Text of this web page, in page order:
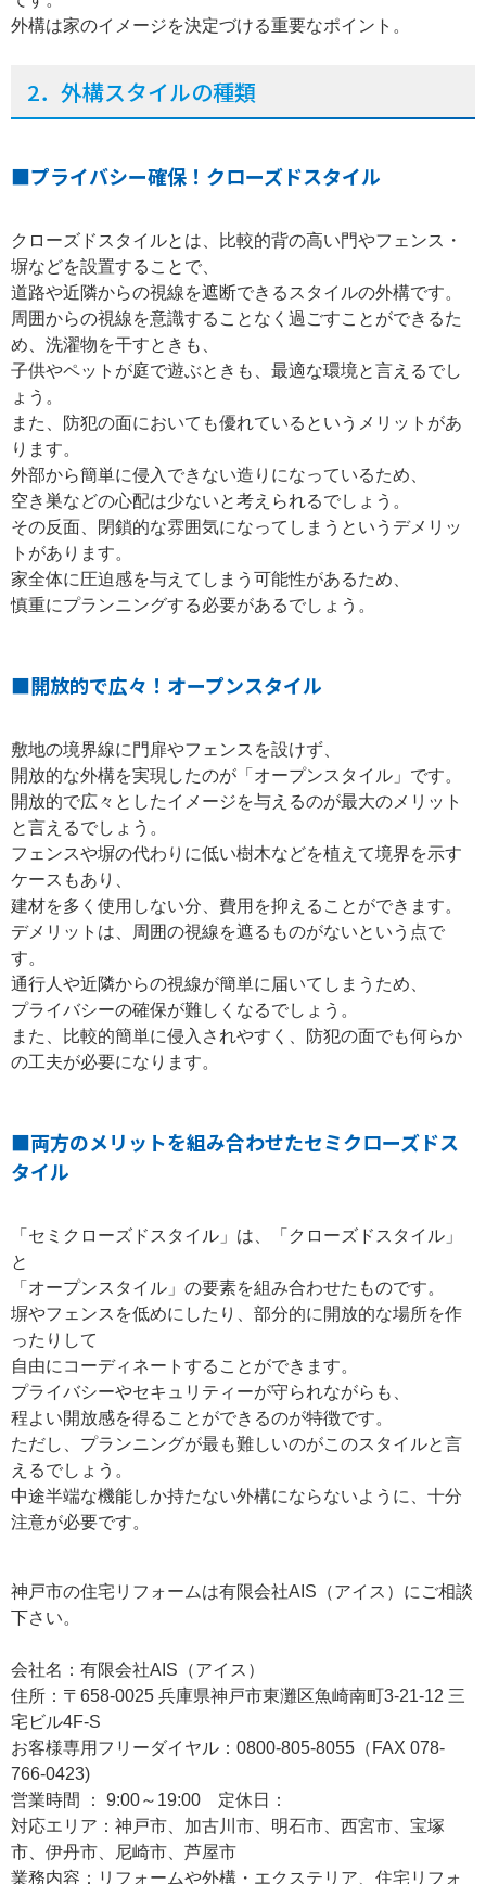
外構は家のイメージを決定づける重要なポイント。
2．外構スタイルの種類
■プライバシー確保！クローズドスタイル
クローズドスタイルとは、比較的背の高い門やフェンス・
塀などを設置することで、
道路や近隣からの視線を遮断できるスタイルの外構です。
周囲からの視線を意識することなく過ごすことができるた
め、洗濯物を干すときも、
子供やペットが庭で遊ぶときも、最適な環境と言えるでし
ょう。
また、防犯の面においても優れているというメリットがあ
ります。
外部から簡単に侵入できない造りになっているため、
空き巣などの心配は少ないと考えられるでしょう。
その反面、閉鎖的な雰囲気になってしまうというデメリッ
トがあります。
家全体に圧迫感を与えてしまう可能性があるため、
慎重にプランニングする必要があるでしょう。
■開放的で広々！オープンスタイル
敷地の境界線に門扉やフェンスを設けず、
開放的な外構を実現したのが「オープンスタイル」です。
開放的で広々としたイメージを与えるのが最大のメリット
と言えるでしょう。
フェンスや塀の代わりに低い樹木などを植えて境界を示す
ケースもあり、
建材を多く使用しない分、費用を抑えることができます。
デメリットは、周囲の視線を遮るものがないという点で
す。
通行人や近隣からの視線が簡単に届いてしまうため、
プライバシーの確保が難しくなるでしょう。
また、比較的簡単に侵入されやすく、防犯の面でも何らか
の工夫が必要になります。
■両方のメリットを組み合わせたセミクローズドス
タイル
「セミクローズドスタイル」は、「クローズドスタイル」
と
「オープンスタイル」の要素を組み合わせたものです。
塀やフェンスを低めにしたり、部分的に開放的な場所を作
ったりして
自由にコーディネートすることができます。
プライバシーやセキュリティーが守られながらも、
程よい開放感を得ることができるのが特徴です。
ただし、プランニングが最も難しいのがこのスタイルと言
えるでしょう。
中途半端な機能しか持たない外構にならないように、十分
注意が必要です。
神戸市の住宅リフォームは有限会社AIS（アイス）にご相談
下さい。
会社名：有限会社AIS（アイス）
住所：〒658-0025 兵庫県神戸市東灘区魚崎南町3-21-12 三
宅ビル4F-S
お客様専用フリーダイヤル：0800-805-8055（FAX 078-
766-0423)
営業時間 ： 9:00～19:00 定休日：
対応エリア：神戸市、加古川市、明石市、西宮市、宝塚
市、伊丹市、尼崎市、芦屋市
業務内容：リフォームや外構・エクステリア、住宅リフォ